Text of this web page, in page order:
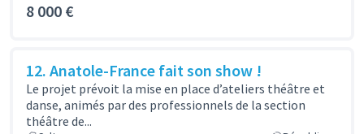
8 000 €
12. Anatole-France fait son show !
Le projet prévoit la mise en place d’ateliers théâtre et
danse, animés par des professionnels de la section
théâtre de...